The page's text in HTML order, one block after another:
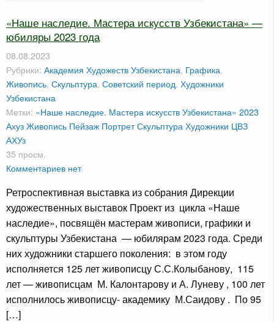
«Наше наследие. Мастера искусств Узбекистана» —
юбиляры 2023 года
08.08.2023
Рубрики: Академия Художеств Узбекистана, Графика,
Живопись, Скульптура, Советский период, Художники
Узбекистана
Метки: «Наше наследие. Мастера искусств Узбекистана» 2023
АхузЖивопись Пейзаж ПортретСкульптура Художники ЦВЗ
АХУз
35 просм.
Комментариев нет
Ретроспективная выставка из собрания Дирекции
художественных выставок Проект из цикла «Наше
наследие», посвящён мастерам живописи, графики и
скульптуры Узбекистана — юбилярам 2023 года. Среди
них художники старшего поколения: в этом году
исполняется 125 лет живописцу С.С.Колыбанову, 115
лет — живописцам М. Калонтарову и А. Луневу , 100 лет
исполнилось живописцу- академику М.Саидову . По 95
[…]